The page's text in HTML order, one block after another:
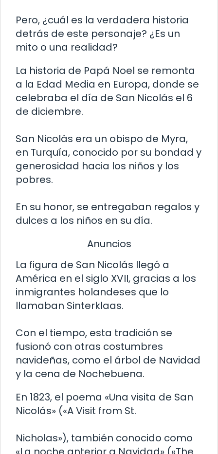
Pero, ¿cuál es la verdadera historia
detrás de este personaje? ¿Es un
mito o una realidad?
La historia de Papá Noel se remonta
a la Edad Media en Europa, donde se
celebraba el día de San Nicolás el 6
de diciembre.
San Nicolás era un obispo de Myra,
en Turquía, conocido por su bondad y
generosidad hacia los niños y los
pobres.
En su honor, se entregaban regalos y
dulces a los niños en su día.
Anuncios
La figura de San Nicolás llegó a
América en el siglo XVII, gracias a los
inmigrantes holandeses que lo
llamaban Sinterklaas.
Con el tiempo, esta tradición se
fusionó con otras costumbres
navideñas, como el árbol de Navidad
y la cena de Nochebuena.
En 1823, el poema «Una visita de San
Nicolás» («A Visit from St.
Nicholas»), también conocido como